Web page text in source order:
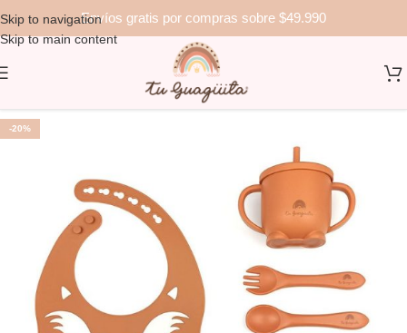
Skip to navigation
Skip to main content
Envíos gratis por compras sobre $49.990
-20%